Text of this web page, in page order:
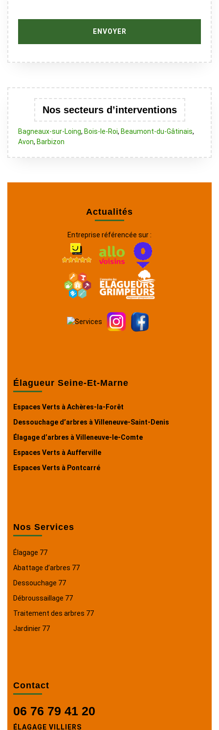
Nos secteurs d’interventions
Bagneaux-sur-Loing, Bois-le-Roi, Beaumont-du-Gâtinais,
Avon, Barbizon
Actualités
Entreprise référencée sur :
Élagueur Seine-Et-Marne
Espaces Verts à Achères-la-Forêt
Dessouchage d’arbres à Villeneuve-Saint-Denis
Élagage d’arbres à Villeneuve-le-Comte
Espaces Verts à Aufferville
Espaces Verts à Pontcarré
Nos Services
Élagage 77
Abattage d’arbres 77
Dessouchage 77
Débroussaillage 77
Traitement des arbres 77
Jardinier 77
Contact
06 76 79 41 20
ÉLAGAGE VILLIERS